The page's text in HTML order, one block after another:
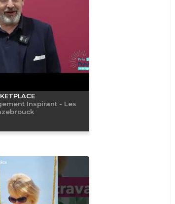
Inspirant - Les